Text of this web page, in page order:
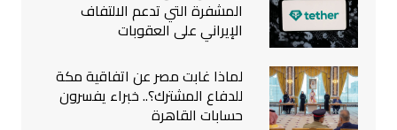
المشفرة التي تدعم الالتفاف
الإيراني على العقوبات
لماذا غابت مصر عن اتفاقية مكة
للدفاع المشترك؟.. خبراء يفسرون
حسابات القاهرة